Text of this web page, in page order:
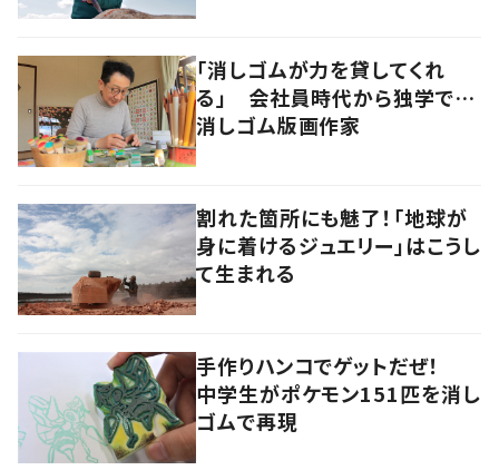
「消しゴムが力を貸してくれ
る」 会社員時代から独学で…
消しゴム版画作家
割れた箇所にも魅了！「地球が
身に着けるジュエリー」はこうし
て生まれる
手作りハンコでゲットだぜ！
中学生がポケモン151匹を消し
ゴムで再現